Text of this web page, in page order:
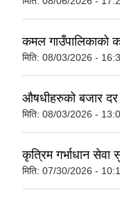
कमल गाउँपालिकाको
मिति: 08/03/2026 -
औषधीहरुको बजार दर
मिति: 08/03/2026 -
कृत्रिम गर्भाधान
मिति: 07/30/2026 -